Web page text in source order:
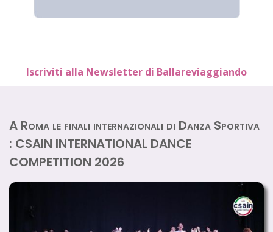
Iscriviti alla Newsletter di Ballareviaggiando
A Roma le finali internazionali di Danza Sportiva
: CSAIN INTERNATIONAL DANCE
COMPETITION 2026